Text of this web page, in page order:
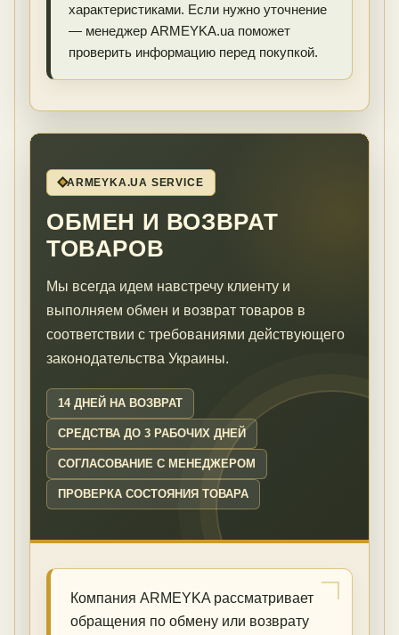
характеристиками. Если нужно уточнение
— менеджер ARMEYKA.ua поможет
проверить информацию перед покупкой.
ARMEYKA.UA SERVICE
ОБМЕН И ВОЗВРАТ
ТОВАРОВ
Мы всегда идем навстречу клиенту и
выполняем обмен и возврат товаров в
соответствии с требованиями действующего
законодательства Украины.
14 ДНЕЙ НА ВОЗВРАТ
СРЕДСТВА ДО 3 РАБОЧИХ ДНЕЙ
СОГЛАСОВАНИЕ С МЕНЕДЖЕРОМ
ПРОВЕРКА СОСТОЯНИЯ ТОВАРА
Компания ARMEYKA рассматривает
обращения по обмену или возврату